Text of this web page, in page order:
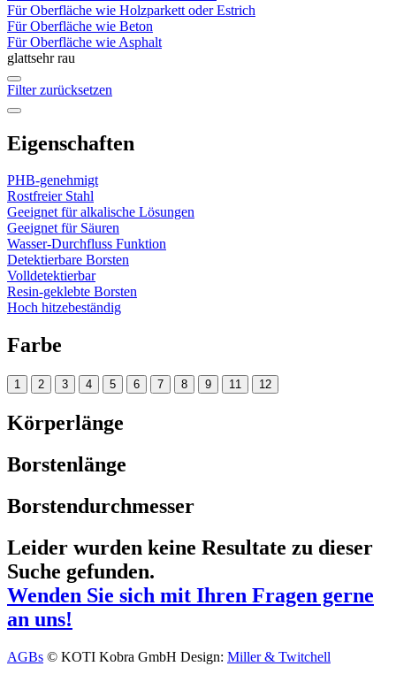
Für Oberfläche wie Holzparkett oder Estrich
Für Oberfläche wie Beton
Für Oberfläche wie Asphalt
glattsehr rau
Filter zurücksetzen
Eigenschaften
PHB-genehmigt
Rostfreier Stahl
Geeignet für alkalische Lösungen
Geeignet für Säuren
Wasser-Durchfluss Funktion
Detektierbare Borsten
Volldetektierbar
Resin-geklebte Borsten
Hoch hitzebeständig
Farbe
1 2 3 4 5 6 7 8 9 11 12
Körperlänge
Borstenlänge
Borstendurchmesser
Leider wurden keine Resultate zu dieser
Suche gefunden.
Wenden Sie sich mit Ihren Fragen gerne
an uns!
AGBs © KOTI Kobra GmbH Design: Miller & Twitchell